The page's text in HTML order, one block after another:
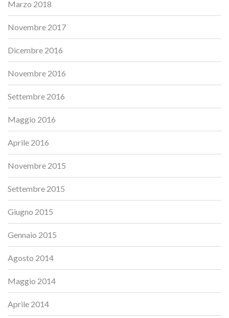
Marzo 2018
Novembre 2017
Dicembre 2016
Novembre 2016
Settembre 2016
Maggio 2016
Aprile 2016
Novembre 2015
Settembre 2015
Giugno 2015
Gennaio 2015
Agosto 2014
Maggio 2014
Aprile 2014